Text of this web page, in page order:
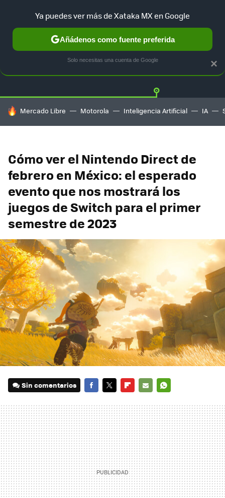
Twitter
HOY SE HABLA DE
Mercado Libre Motorola Inteligencia Artificial IA
Cómo ver el Nintendo Direct de
febrero en México: el esperado
evento que nos mostrará los
juegos de Switch para el primer
semestre de 2023
Sin comentarios
MAIL
×
Ya puedes ver más de Xataka MX en Google
Añádenos como fuente preferida
Solo necesitas una cuenta de Google